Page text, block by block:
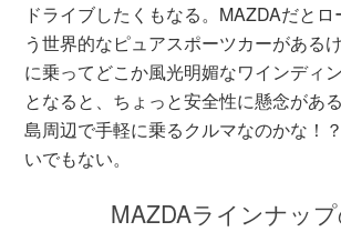
ドライブしたくもなる。MAZDAだと
う世界的なピュアスポーツカーがある
に乗ってどこか風光明媚なワインディ
となると、ちょっと安全性に懸念があ
島周辺で手軽に乗るクルマなのかな！
いでもない。
MAZDAラインナッ